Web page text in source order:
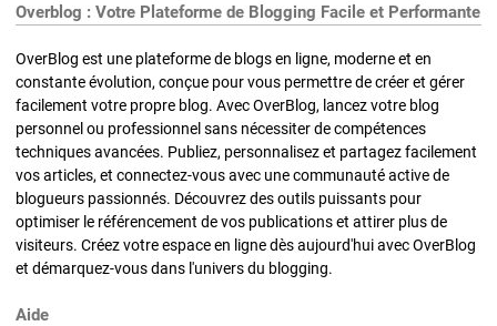
Overblog : Votre Plateforme de Blogging Facile et Performante
OverBlog est une plateforme de blogs en ligne, moderne et en
constante évolution, conçue pour vous permettre de créer et gérer
facilement votre propre blog. Avec OverBlog, lancez votre blog
personnel ou professionnel sans nécessiter de compétences
techniques avancées. Publiez, personnalisez et partagez facilement
vos articles, et connectez-vous avec une communauté active de
blogueurs passionnés. Découvrez des outils puissants pour
optimiser le référencement de vos publications et attirer plus de
visiteurs. Créez votre espace en ligne dès aujourd'hui avec OverBlog
et démarquez-vous dans l'univers du blogging.
Aide